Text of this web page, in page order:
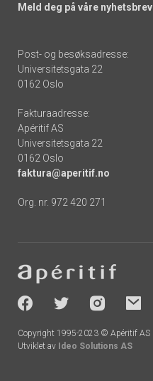
Meld deg på våre nyhetsbrev
Post- og besøksadresse:
Universitetsgata 22
0162 Oslo
Fakturaadresse:
Apéritif AS
Universitetsgata 22
0162 Oslo
faktura@aperitif.no
Org. nr. 972 420 271
-
socials
Copyright 1995-2023 © Apéritif AS
Utviklet av Ideo Solutions AS